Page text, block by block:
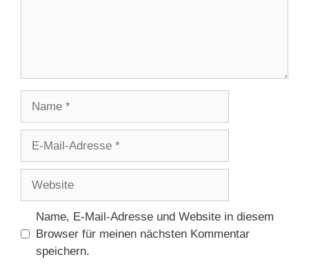
Adresse
Name, E-Mail-Adresse und Website in diesem
Browser für meinen nächsten Kommentar
speichern.